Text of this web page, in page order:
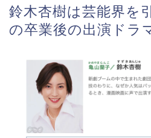
鈴木杏樹は芸能界を
の卒業後の出演ドラ